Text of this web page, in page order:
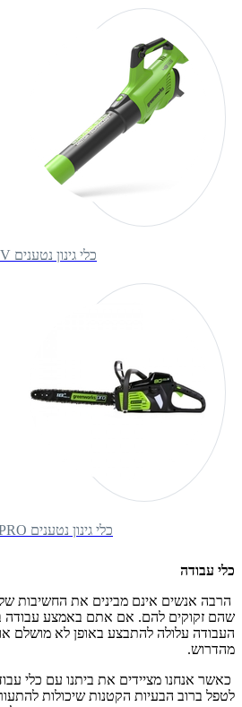
כלי גינון נטענים 48V
כלי גינון נטענים 80V PRO
כלי עבודה
הרבה אנשים אינם מבינים את החשיבות
שהם זקוקים להם. אם אתם באמצע עבודה
העבודה עלולה להתבצע באופן לא מושלם
מהדרוש.
כאשר אנחנו מציידים את ביתנו עם כלי
לטפל ברוב הבעיות הקטנות שיכולות